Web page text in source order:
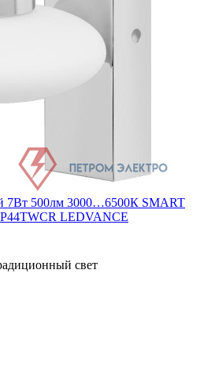
7Вт 500лм 3000…6500К SMART
LEDVANCE
свет